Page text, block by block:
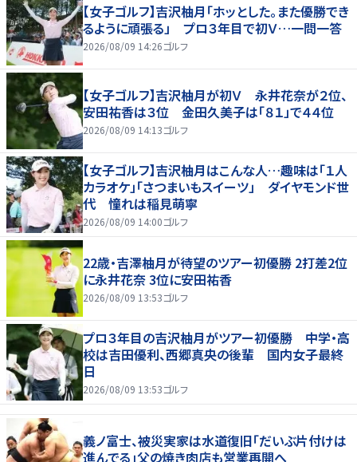
【女子ゴルフ】吉沢柚月「ホッとした。また優勝でき
るように頑張る」 プロ３年目で初Ｖ…一問一答
2026/08/09 14:26ゴルフ
【女子ゴルフ】吉沢柚月が初Ｖ 永井花奈が２位、
安田祐香は３位 金田久美子は「８１」で４４位
2026/08/09 14:13ゴルフ
【女子ゴルフ】吉沢柚月はこんな人…趣味は「１人
カラオケ」「さつまいもスイーツ」 ダイヤモンド世
代 憧れは稲見萌寧
2026/08/09 14:00ゴルフ
22歳・吉澤柚月が待望のツアー初優勝 2打差2位
に永井花奈 3位に安田祐香
2026/08/09 13:53ゴルフ
プロ３年目の吉沢柚月がツアー初優勝 中学・高
校は吉田優利、西郷真央の後輩 国内女子最終
日
2026/08/09 13:53ゴルフ
義ノ富士、被災実家は水道復旧「だいぶ片付けは
進んでる」父の焼き肉店も営業再開へ